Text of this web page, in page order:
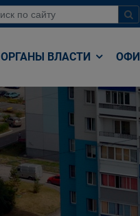
ОРГАНЫ ВЛАСТИ